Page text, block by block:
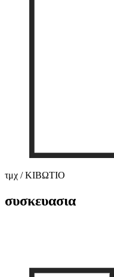
τμχ / ΚΙΒΩΤΙΟ
συσκευασια